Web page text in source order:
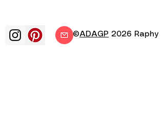
©ADAGP 2026 Raphy